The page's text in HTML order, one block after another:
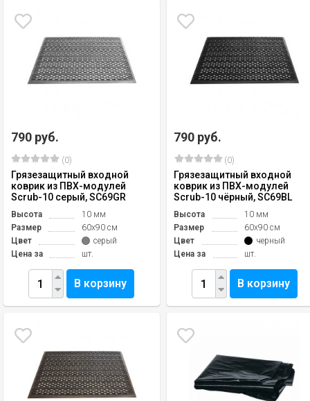
790 руб.
(0)
Грязезащитный входной
коврик из ПВХ-модулей
Scrub-10 серый, SC69GR
Высота
10 мм
Размер
60х90 см
Цвет
серый
Цена за
шт.
В корзину
790 руб.
(0)
Грязезащитный входной
коврик из ПВХ-модулей
Scrub-10 чёрный, SC69BL
Высота
10 мм
Размер
60х90 см
Цвет
черный
Цена за
шт.
В корзину